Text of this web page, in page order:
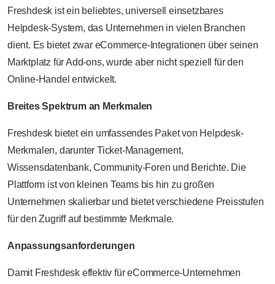
Freshdesk ist ein beliebtes, universell einsetzbares
Helpdesk-System, das Unternehmen in vielen Branchen
dient. Es bietet zwar eCommerce-Integrationen über seinen
Marktplatz für Add-ons, wurde aber nicht speziell für den
Online-Handel entwickelt.
Breites Spektrum an Merkmalen
Freshdesk bietet ein umfassendes Paket von Helpdesk-
Merkmalen, darunter Ticket-Management,
Wissensdatenbank, Community-Foren und Berichte. Die
Plattform ist von kleinen Teams bis hin zu großen
Unternehmen skalierbar und bietet verschiedene Preisstufen
für den Zugriff auf bestimmte Merkmale.
Anpassungsanforderungen
Damit Freshdesk effektiv für eCommerce-Unternehmen